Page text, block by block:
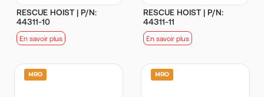
RESCUE HOIST | P/N:
44311-10
En savoir plus
RESCUE HOIST | P/N:
44311-11
En savoir plus